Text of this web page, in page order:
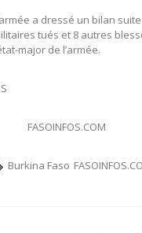
a dressé un bilan
tués et 8 autres
major de l’armée.
FASOINFOS.COM
Burkina Faso